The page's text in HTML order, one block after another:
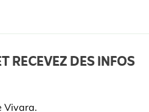
RECEVEZ DES INFOS
Vivara.